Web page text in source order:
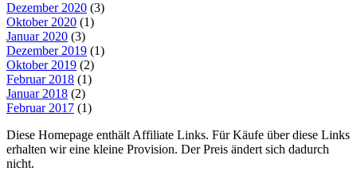
Dezember 2020 (3)
Oktober 2020 (1)
Januar 2020 (3)
Dezember 2019 (1)
Oktober 2019 (2)
Februar 2018 (1)
Januar 2018 (2)
Februar 2017 (1)
Diese Homepage enthält Affiliate Links. Für Käufe über diese Links
erhalten wir eine kleine Provision. Der Preis ändert sich dadurch
nicht.